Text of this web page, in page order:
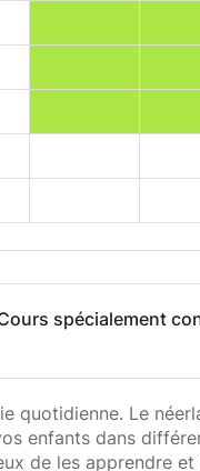
spécialement
quotidienne. Le
enfants dans
de les apprendre